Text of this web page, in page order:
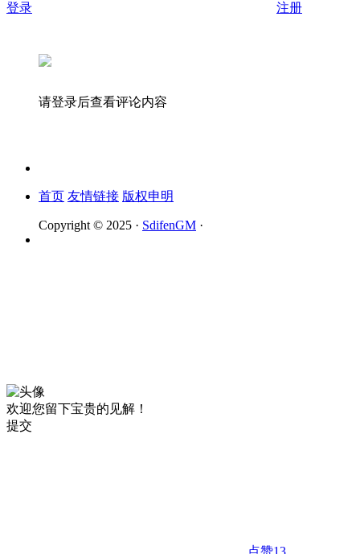
登录 注册
请登录后查看评论内容
首页 友情链接 版权申明
Copyright © 2025 · SdifenGM ·
欢迎您留下宝贵的见解！
提交